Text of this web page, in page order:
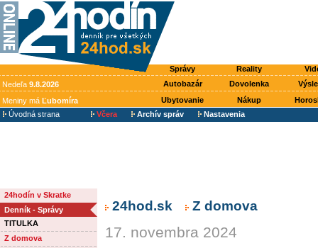
Správy Reality
Nedeľa 9.8.2026 Autobazár Dovolenka
Meniny má Ľubomíra Ubytovanie Nákup
Úvodná strana
Včera Archív správ Nastavenia
24hodín v Skratke
Denník - Správy
TITULKA
Z domova
24hod.sk Z domova
17. novembra 2024